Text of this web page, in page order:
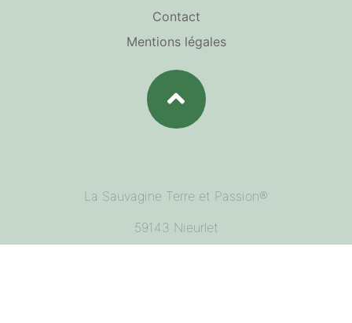
Contact
Mentions légales
La Sauvagine Terre et Passion®
59143 Nieurlet